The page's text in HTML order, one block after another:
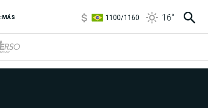
:MÁS
3,8/4
6850/7200
16°